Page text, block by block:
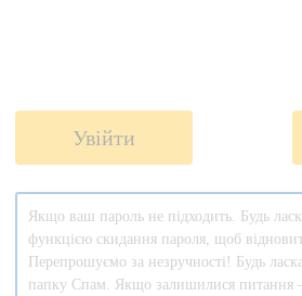
Увійти
Якщо ваш пароль не підходить. Будь
функцією скидання пароля, щоб
Перепрошуємо за незручності! Будь
папку Спам. Якщо залишилися